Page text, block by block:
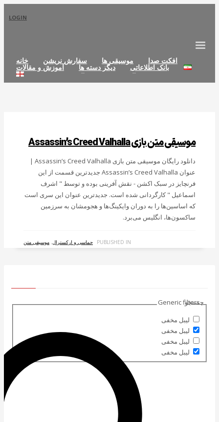
LOGIN
خانه سفارش نریشن موسیقی ها افکت صدا
آموزش و مقالات دیگر دسته ها بانک اطلاعاتی
موسیقی متن بازی Assassin’s Creed Valhalla
دانلود رایگان موسیقی متن بازی Assassin’s Creed Valhalla |
عنوان Assassin’s Creed Valhalla جدیدترین قسمت از این
فرنچایز در سبک اکشن - نقش آفرینی بوده و توسط " اشرف
اسماعیل " کارگردانی شده است. جدیدترین عنوان این سری است
که اساسین‌ها را به دوران وایکینگ‌ها و هجومشان به سرزمین
ساکسون‌ها، انگلیس می‌برد.
PUBLISHED IN حماسی و ارکسترال, موسیقی متن
جستجو
Generic filters
لیبل مخفی
لیبل مخفی
لیبل مخفی
لیبل مخفی